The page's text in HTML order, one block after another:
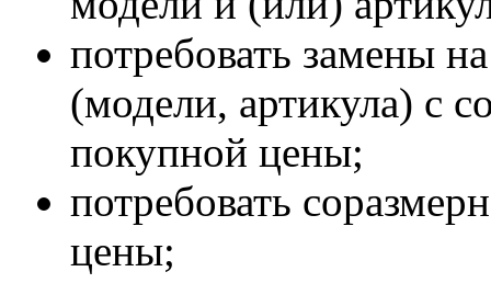
потребовать замены
(модели, артикула) с
покупной цены;
потребовать
цены;